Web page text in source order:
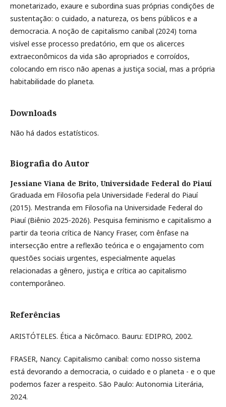
monetarizado, exaure e subordina suas próprias condições de
sustentação: o cuidado, a natureza, os bens públicos e a
democracia. A noção de capitalismo canibal (2024) torna
visível esse processo predatório, em que os alicerces
extraeconômicos da vida são apropriados e corroídos,
colocando em risco não apenas a justiça social, mas a própria
habitabilidade do planeta.
Downloads
Não há dados estatísticos.
Biografia do Autor
Jessiane Viana de Brito, Universidade Federal do Piauí
Graduada em Filosofia pela Universidade Federal do Piauí
(2015). Mestranda em Filosofia na Universidade Federal do
Piauí (Biênio 2025-2026). Pesquisa feminismo e capitalismo a
partir da teoria crítica de Nancy Fraser, com ênfase na
intersecção entre a reflexão teórica e o engajamento com
questões sociais urgentes, especialmente aquelas
relacionadas a gênero, justiça e crítica ao capitalismo
contemporâneo.
Referências
ARISTÓTELES. Ética a Nicômaco. Bauru: EDIPRO, 2002.
FRASER, Nancy. Capitalismo canibal: como nosso sistema
está devorando a democracia, o cuidado e o planeta - e o que
podemos fazer a respeito. São Paulo: Autonomia Literária,
2024.